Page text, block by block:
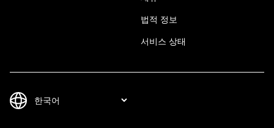
법적 정보
서비스 상태